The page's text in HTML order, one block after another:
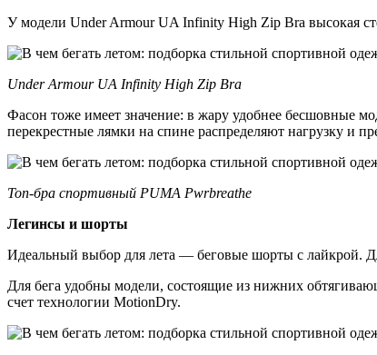
У модели Under Armour UA Infinity High Zip Bra высокая
Under Armour UA Infinity High Zip Bra
Фасон тоже имеет значение: в жару удобнее бесшовные
перекрестные лямки на спине распределяют нагрузку и
Топ-бра спортивный PUMA Pwrbreathe
Легинсы и шорты
Идеальный выбор для лета — беговые шорты с лайкрой.
Для бега удобны модели, состоящие из нижних
счет технологии MotionDry.